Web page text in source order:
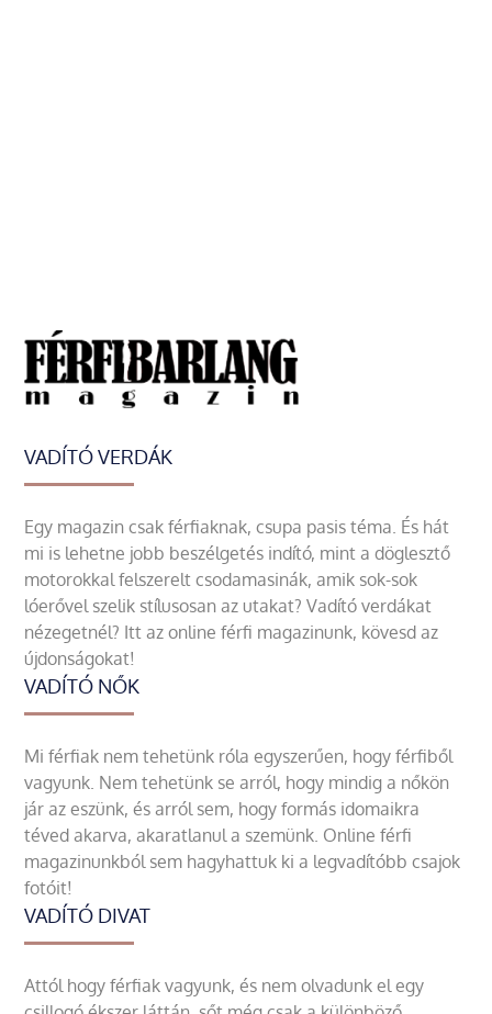
VADÍTÓ VERDÁK
Egy magazin csak férfiaknak, csupa pasis téma. És hát
mi is lehetne jobb beszélgetés indító, mint a döglesztő
motorokkal felszerelt csodamasinák, amik sok-sok
lóerővel szelik stílusosan az utakat? Vadító verdákat
nézegetnél? Itt az online férfi magazinunk, kövesd az
újdonságokat!
VADÍTÓ NŐK
Mi férfiak nem tehetünk róla egyszerűen, hogy férfiből
vagyunk. Nem tehetünk se arról, hogy mindig a nőkön
jár az eszünk, és arról sem, hogy formás idomaikra
téved akarva, akaratlanul a szemünk. Online férfi
magazinunkból sem hagyhattuk ki a legvadítóbb csajok
fotóit!
VADÍTÓ DIVAT
Attól hogy férfiak vagyunk, és nem olvadunk el egy